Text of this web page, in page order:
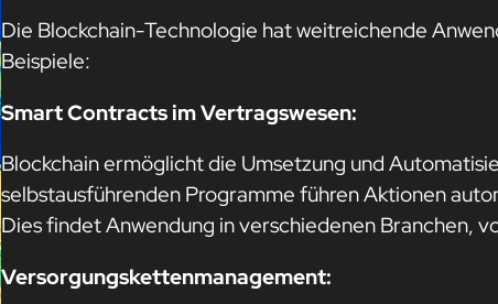
Die Blockchain-Technologie hat weitreichende
Beispiele:
Smart Contracts im Vertragswesen:
Blockchain ermöglicht die Umsetzung und
selbstausführenden Programme führen Aktionen
Dies findet Anwendung in verschiedenen Branchen,
Versorgungskettenmanagement: